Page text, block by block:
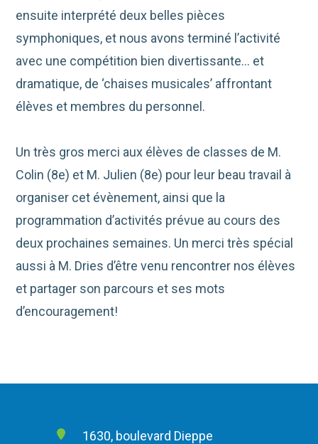
ensuite interprété deux belles pièces
symphoniques, et nous avons terminé l’activité
avec une compétition bien divertissante… et
dramatique, de ‘chaises musicales’ affrontant
élèves et membres du personnel.
Un très gros merci aux élèves de classes de M.
Colin (8e) et M. Julien (8e) pour leur beau travail à
organiser cet évènement, ainsi que la
programmation d’activités prévue au cours des
deux prochaines semaines. Un merci très spécial
aussi à M. Dries d’être venu rencontrer nos élèves
et partager son parcours et ses mots
d’encouragement!
1630, boulevard Dieppe